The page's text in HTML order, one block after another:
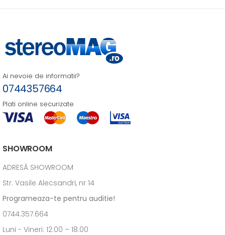
Ai nevoie de informatii?
0744357664
Plati online securizate
SHOWROOM
ADRESĂ SHOWROOM
Str. Vasile Alecsandri, nr 14
Programeaza-te pentru auditie!
0744.357.664
Luni - Vineri: 12:00 – 18.00